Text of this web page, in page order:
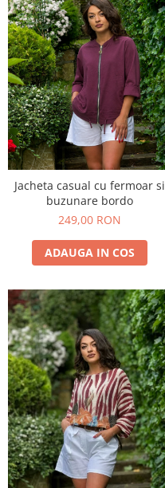
Jacheta casual cu fermoar si
buzunare bordo
249,00 RON
ADAUGA IN COS